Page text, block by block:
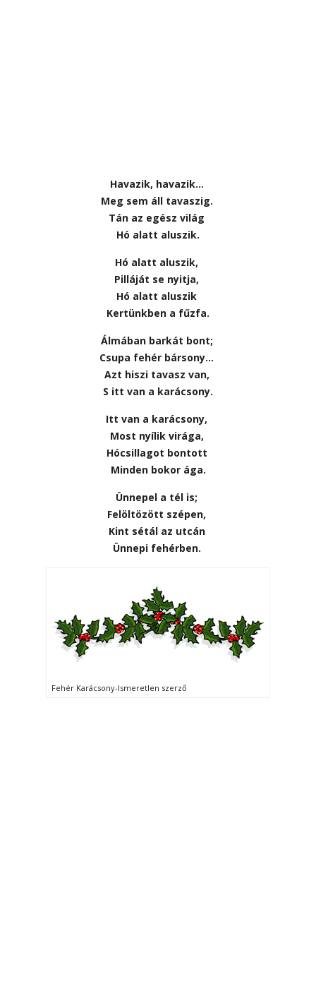
Havazik, havazik…
Meg sem áll tavaszig.
Tán az egész világ
Hó alatt aluszik.
Hó alatt aluszik,
Pilláját se nyitja,
Hó alatt aluszik
Kertünkben a fűzfa.
Álmában barkát bont;
Csupa fehér bársony…
Azt hiszi tavasz van,
S itt van a karácsony.
Itt van a karácsony,
Most nyílik virága,
Hócsillagot bontott
Minden bokor ága.
Ünnepel a tél is;
Felöltözött szépen,
Kint sétál az utcán
Ünnepi fehérben.
Fehér Karácsony-Ismeretlen szerző